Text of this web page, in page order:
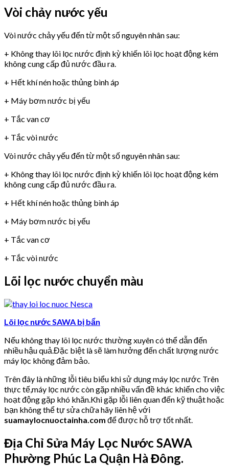
Vòi chảy nước yếu
Vòi nước chảy yếu đến từ một số nguyên nhân sau:
+ Không thay lõi lọc nước định kỳ khiến lõi lọc hoạt động kém
không cung cấp đủ nước đầu ra.
+ Hết khí nén hoặc thủng bình áp
+ Máy bơm nước bị yếu
+ Tắc van cơ
+ Tắc vòi nước
Vòi nước chảy yếu đến từ một số nguyên nhân sau:
+ Không thay lõi lọc nước định kỳ khiến lõi lọc hoạt động kém
không cung cấp đủ nước đầu ra.
+ Hết khí nén hoặc thủng bình áp
+ Máy bơm nước bị yếu
+ Tắc van cơ
+ Tắc vòi nước
Lõi lọc nước chuyển màu
Lõi lọc nước SAWA bị bẩn
Nếu không thay lõi lọc nước thường xuyên có thể dẫn đến
nhiều hậu quả.Đặc biệt là sẽ làm hưởng đến chất lượng nước
máy lọc không đảm bảo.
Trên đây là những lỗi tiêu biểu khi sử dụng máy lọc nước Trên
thực tế,máy lọc nước còn gặp nhiều vấn đề khác khiến cho việc
hoạt động gặp khó khăn.Khi gặp lỗi liên quan đến kỹ thuật hoặc
bạn không thể tự sửa chữa hãy liên hệ với
suamaylocnuoctainha.com để được hỗ trợ tốt nhất.
Địa Chỉ Sửa Máy Lọc Nước SAWA
Phường Phúc La Quận Hà Đông.